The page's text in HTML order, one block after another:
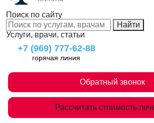
Поиск по сайту
Найти
Услуги, врачи, статьи
+7 (969) 777-62-88
горячая линия
Обратный звонок
Рассчитать стоимость